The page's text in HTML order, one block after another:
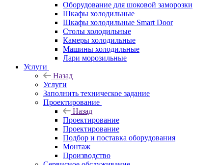
Оборудование для шоковой заморозки
Шкафы холодильные
Шкафы холодильные Smart Door
Столы холодильные
Камеры холодильные
Машины холодильные
Лари морозильные
Услуги
Назад
Услуги
Заполнить техническое задание
Проектирование
Назад
Проектирование
Проектирование
Подбор и поставка оборудования
Монтаж
Производство